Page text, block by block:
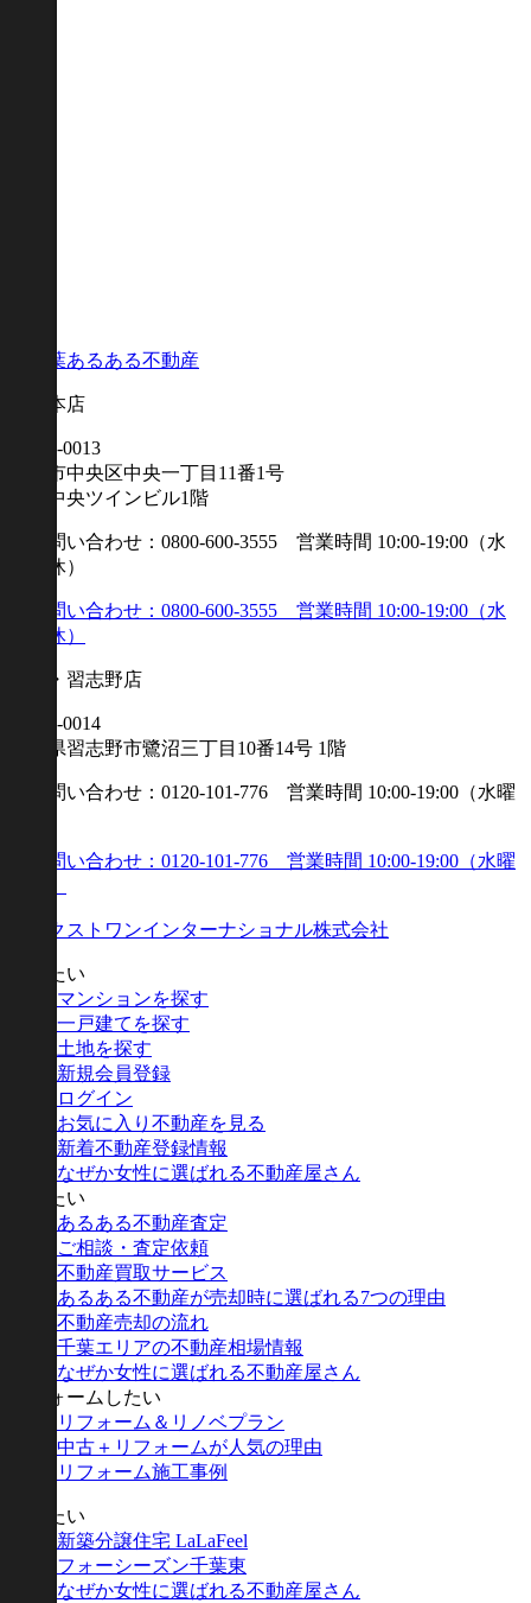
千葉本店
〒260-0013
千葉市中央区中央一丁目11番1号
千葉中央ツインビル1階
幕張・習志野店
〒275-0014
千葉県習志野市鷺沼三丁目10番14号 1階
買いたい
マンションを探す
一戸建てを探す
土地を探す
新規会員登録
ログイン
お気に入り不動産を見る
新着不動産登録情報
なぜか女性に選ばれる不動産屋さん
売りたい
あるある不動産査定
ご相談・査定依頼
不動産買取サービス
あるある不動産が売却時に選ばれる7つの理由
不動産売却の流れ
千葉エリアの不動産相場情報
なぜか女性に選ばれる不動産屋さん
リフォームしたい
リフォーム＆リノベプラン
中古＋リフォームが人気の理由
リフォーム施工事例
建てたい
新築分譲住宅 LaLaFeel
フォーシーズン千葉東
なぜか女性に選ばれる不動産屋さん